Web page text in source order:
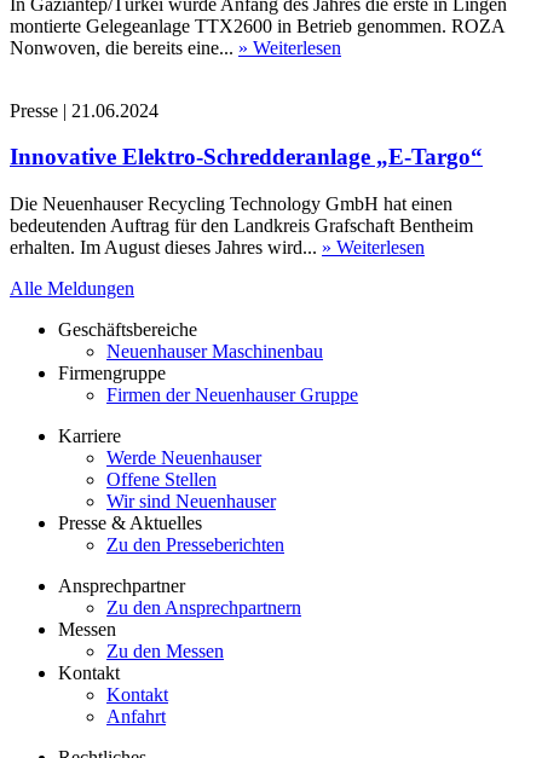
montierte Gelegeanlage TTX2600 in Betrieb genommen. ROZA
Nonwoven, die bereits eine... » Weiterlesen
Presse | 21.06.2024
Innovative Elektro-Schredderanlage „E-Targo“
Die Neuenhauser Recycling Technology GmbH hat einen
bedeutenden Auftrag für den Landkreis Grafschaft Bentheim
erhalten. Im August dieses Jahres wird... » Weiterlesen
Alle Meldungen
Geschäftsbereiche
Neuenhauser Maschinenbau
Firmengruppe
Firmen der Neuenhauser Gruppe
Karriere
Werde Neuenhauser
Offene Stellen
Wir sind Neuenhauser
Presse & Aktuelles
Zu den Presseberichten
Ansprechpartner
Zu den Ansprechpartnern
Messen
Zu den Messen
Kontakt
Kontakt
Anfahrt